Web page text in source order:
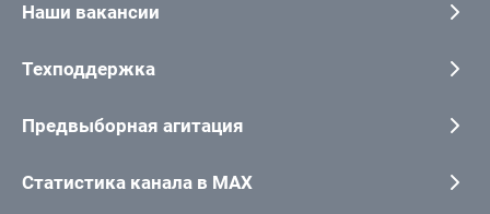
Наши вакансии
Техподдержка
Предвыборная агитация
Статистика канала в MAX